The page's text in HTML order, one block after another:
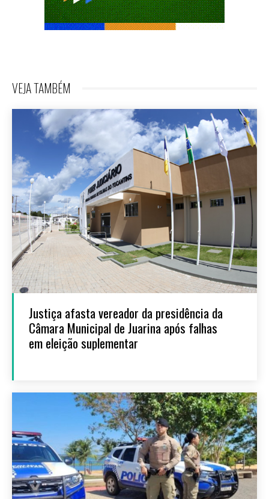
VEJA TAMBÉM
Justiça afasta vereador da presidência da
Câmara Municipal de Juarina após falhas
em eleição suplementar